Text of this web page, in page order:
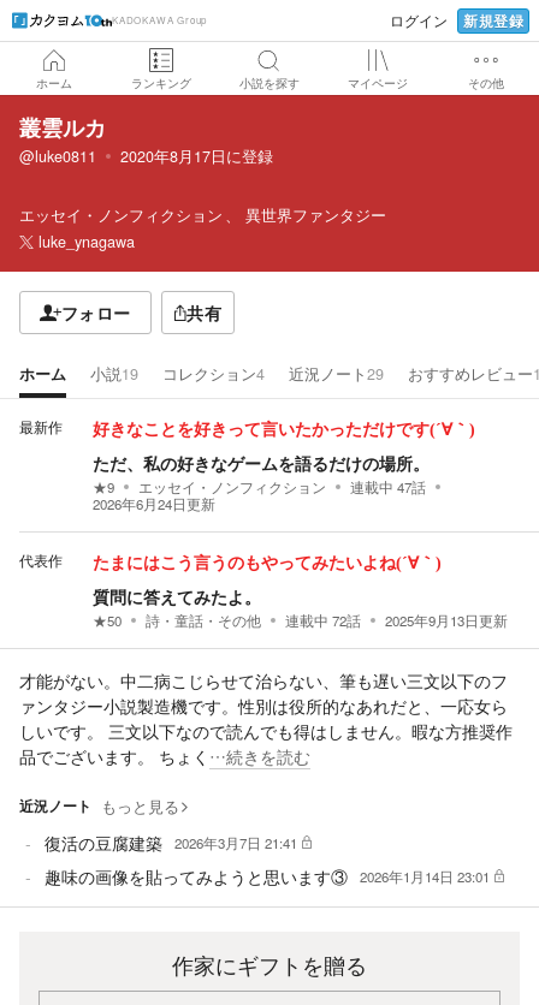
KADOKAWA Group ログイン 新規登録
ホーム ランキング 小説を探す マイページ その他
叢雲ルカ
@luke0811 2020年8月17日に登録
エッセイ・ノンフィクション
異世界ファンタジー
luke_ynagawa
フォロー 共有
ホーム 小説19 コレクション4 近況ノート29 おすすめレビュー
最新作 好きなことを好きって言いたかっただけです(´∀｀)
ただ、私の好きなゲームを語るだけの場所。
★9 エッセイ・ノンフィクション 連載中 47話
2026年6月24日更新
代表作 たまにはこう言うのもやってみたいよね(´∀｀)
質問に答えてみたよ。
★50 詩・童話・その他 連載中 72話 2025年9月13日更新
才能がない。中二病こじらせて治らない、筆も遅い三文以下のフ
ァンタジー小説製造機です。性別は役所的なあれだと、一応女ら
しいです。 三文以下なので読んでも得はしません。暇な方推奨作
品でございます。 ちょく …続きを読む
近況ノート もっと見る
復活の豆腐建築 2026年3月7日 21:41
趣味の画像を貼ってみようと思います③ 2026年1月14日 23:01
作家にギフトを贈る